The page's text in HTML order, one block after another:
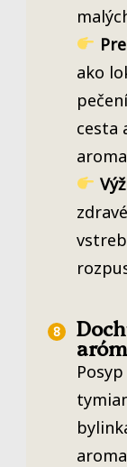
ako
cesta